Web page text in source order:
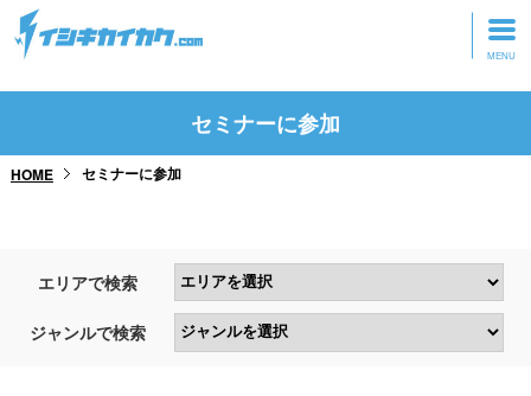
トップページ
研修・ツアーに参加
セミナーに参加
HOME セミナーに参加
エリアで検索
ジャンルで検索